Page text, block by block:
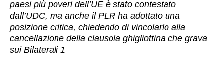
paesi più poveri dell’UE è stato contestato
dall’UDC, ma anche il PLR ha adottato una
posizione critica, chiedendo di vincolarlo alla
cancellazione della clausola ghigliottina che grava
sui Bilaterali 1